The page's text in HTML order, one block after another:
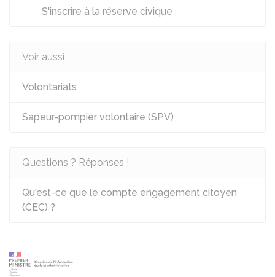
S'inscrire à la réserve civique
Voir aussi
Volontariats
Sapeur-pompier volontaire (SPV)
Questions ? Réponses !
Qu'est-ce que le compte engagement citoyen
(CEC) ?